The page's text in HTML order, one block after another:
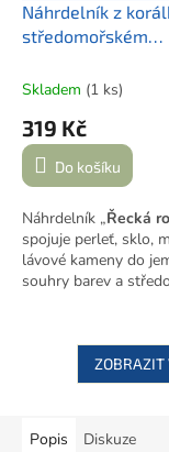
Náhrdelník z
středomořském
ŘECKÁ ROMANCE
Skladem (1 ks)
319 Kč
Do košíku
Náhrdelník „Řecká
spojuje perleť, sklo,
lávové kameny do
souhry barev a
ZOBRAZIT
Popis Diskuze